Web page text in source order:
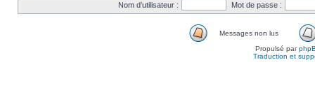
Nom d’utilisateur : Mot de passe :
Messages non lus
Propulsé par
Traduction et